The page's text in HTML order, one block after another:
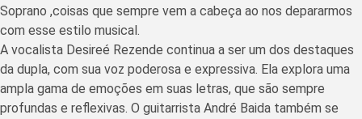
Soprano ,coisas que sempre vem a cabeça ao nos depararmos
com esse estilo musical.
A vocalista Desireé Rezende continua a ser um dos destaques
da dupla, com sua voz poderosa e expressiva. Ela explora uma
ampla gama de emoções em suas letras, que são sempre
profundas e reflexivas. O guitarrista André Baida também se